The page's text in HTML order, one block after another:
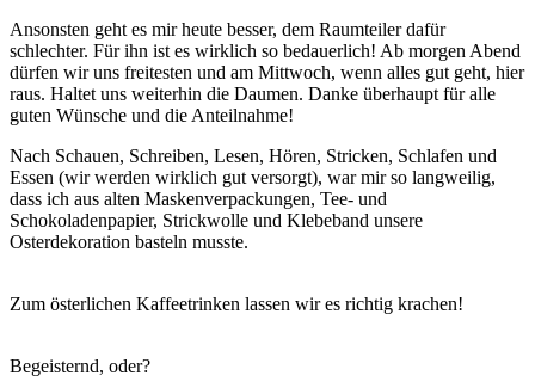
Ansonsten geht es mir heute besser, dem Raumteiler dafür
schlechter. Für ihn ist es wirklich so bedauerlich! Ab morgen Abend
dürfen wir uns freitesten und am Mittwoch, wenn alles gut geht, hier
raus. Haltet uns weiterhin die Daumen. Danke überhaupt für alle
guten Wünsche und die Anteilnahme!
Nach Schauen, Schreiben, Lesen, Hören, Stricken, Schlafen und
Essen (wir werden wirklich gut versorgt), war mir so langweilig,
dass ich aus alten Maskenverpackungen, Tee- und
Schokoladenpapier, Strickwolle und Klebeband unsere
Osterdekoration basteln musste.
Zum österlichen Kaffeetrinken lassen wir es richtig krachen!
Begeisternd, oder?